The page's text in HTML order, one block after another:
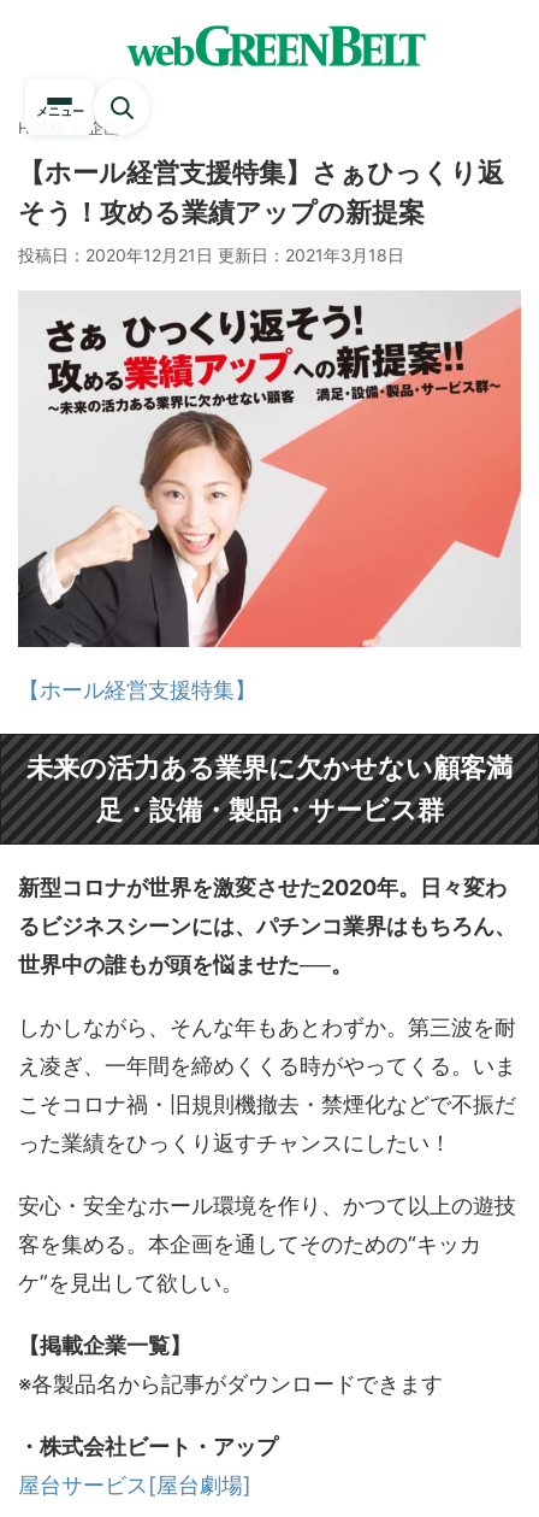
メニュー
HOME 企画
【ホール経営支援特集】さぁひっくり返
そう！攻める業績アップの新提案
投稿日：2020年12月21日 更新日： 2021年3月18日
【ホール経営支援特集】
未来の活力ある業界に欠かせない顧客満
足・設備・製品・サービス群
新型コロナが世界を激変させた2020年。日々変わ
るビジネスシーンには、パチンコ業界はもちろん、
世界中の誰もが頭を悩ませた──。
しかしながら、そんな年もあとわずか。第三波を耐
え凌ぎ、一年間を締めくくる時がやってくる。いま
こそコロナ禍・旧規則機撤去・禁煙化などで不振だ
った業績をひっくり返すチャンスにしたい！
安心・安全なホール環境を作り、かつて以上の遊技
客を集める。本企画を通してそのための“キッカ
ケ”を見出して欲しい。
【掲載企業一覧】
※各製品名から記事がダウンロードできます
・株式会社ビート・アップ
屋台サービス[屋台劇場]